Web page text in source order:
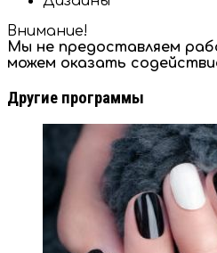
Внимание!
Мы не предоставляем
можем оказать
Другие программы